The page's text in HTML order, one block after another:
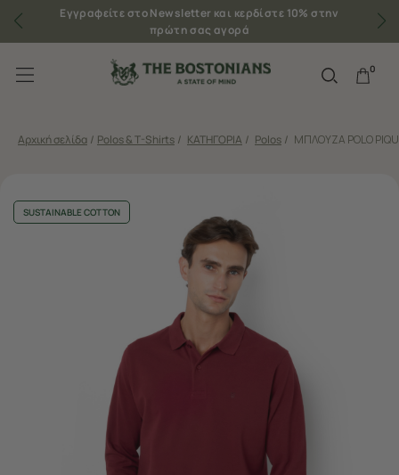
Εγγραφείτε στο Newsletter και κερδίστε 10% στην
πρώτη σας αγορά
0
Αρχική σελίδα / Polos & T-Shirts / ΚΑΤΗΓΟΡΙΑ / Polos / ΜΠΛΟΥΖΑ POLO
SUSTAINABLE COTTON